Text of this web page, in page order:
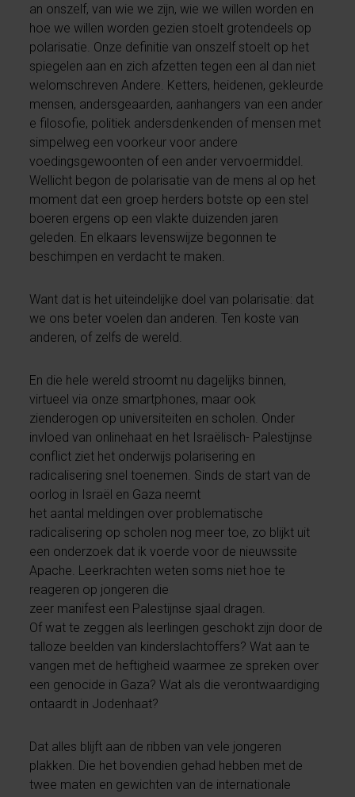
an onszelf, van wie we zijn, wie we willen worden en
hoe we willen worden gezien stoelt grotendeels op
polarisatie. Onze definitie van onszelf stoelt op het
spiegelen aan en zich afzetten tegen een al dan niet
welomschreven Andere. Ketters, heidenen, gekleurde
mensen, andersgeaarden, aanhangers van een ander
e filosofie, politiek andersdenkenden of mensen met
simpelweg een voorkeur voor andere
voedingsgewoonten of een ander vervoermiddel.
Wellicht begon de polarisatie van de mens al op het
moment dat een groep herders botste op een stel
boeren ergens op een vlakte duizenden jaren
geleden. En elkaars levenswijze begonnen te
beschimpen en verdacht te maken.
Want dat is het uiteindelijke doel van polarisatie: dat
we ons beter voelen dan anderen. Ten koste van
anderen, of zelfs de wereld.
En die hele wereld stroomt nu dagelijks binnen,
virtueel via onze smartphones, maar ook
zienderogen op universiteiten en scholen. Onder
invloed van onlinehaat en het Israëlisch- Palestijnse
conflict ziet het onderwijs polarisering en
radicalisering snel toenemen. Sinds de start van de
oorlog in Israël en Gaza neemt
het aantal meldingen over problematische
radicalisering op scholen nog meer toe, zo blijkt uit
een onderzoek dat ik voerde voor de nieuwssite
Apache. Leerkrachten weten soms niet hoe te
reageren op jongeren die
zeer manifest een Palestijnse sjaal dragen.
Of wat te zeggen als leerlingen geschokt zijn door de
talloze beelden van kinderslachtoffers? Wat aan te
vangen met de heftigheid waarmee ze spreken over
een genocide in Gaza? Wat als die verontwaardiging
ontaardt in Jodenhaat?
Dat alles blijft aan de ribben van vele jongeren
plakken. Die het bovendien gehad hebben met de
twee maten en gewichten van de internationale